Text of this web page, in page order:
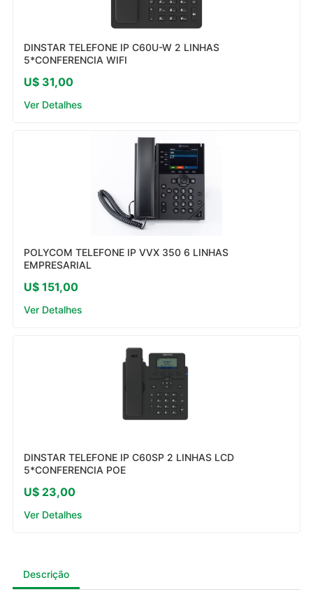
DINSTAR TELEFONE IP C60U-W 2 LINHAS
5*CONFERENCIA WIFI
U$ 31,00
Ver Detalhes
POLYCOM TELEFONE IP VVX 350 6 LINHAS
EMPRESARIAL
U$ 151,00
Ver Detalhes
DINSTAR TELEFONE IP C60SP 2 LINHAS LCD
5*CONFERENCIA POE
U$ 23,00
Ver Detalhes
Descrição